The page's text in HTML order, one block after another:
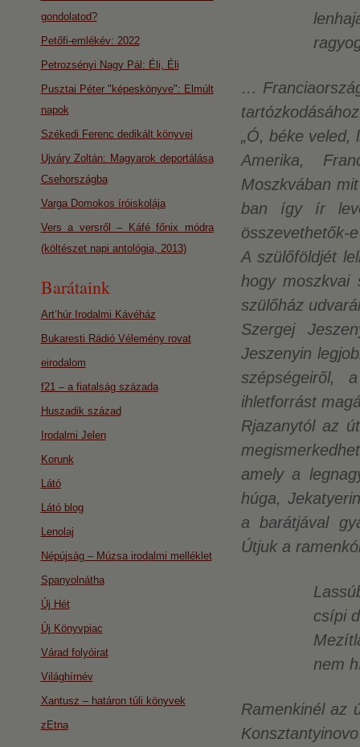
…
„Ó, béke veled,
Amerika,
Moszkvában
ban így ír
összevethetők-
A szülőföldjét
hogy moszkvai
szülőház
Szergej
Jeszenyin
szépségeiről,
ihletforrást
Rjazanytól az
amely a
húga,
a barátjával
Útjuk a
csípi
nem
Ramenkinél az
gondolatod?
Petőfi-emlékév: 2022
Petrozsényi Nagy Pál: Éli, Éli
Pusztai Péter "képeskönyve": Elmúlt
napok
Székedi Ferenc dedikált könyvei
Ujváry Zoltán: Magyarok deportálása
Csehországba
Varga Domokos íróiskolája
Vers a versről – Káfé főnix módra
(költészet napi antológia, 2013)
Barátaink
Art’húr Irodalmi Kávéház
Bukaresti Rádió Vélemény rovat
eirodalom
f21 – a fiatalság százada
Huszadik század
Irodalmi Jelen
Korunk
Látó
Látó blog
Lenolaj
Népújság – Múzsa irodalmi melléklet
Spanyolnátha
Új Hét
Új Könyvpiac
Várad folyóirat
Világhírnév
Xantusz – határon túli könyvek
zEtna